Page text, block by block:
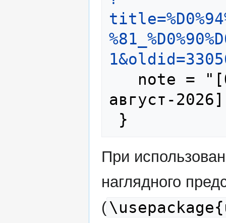
август-
При
наглядного
(